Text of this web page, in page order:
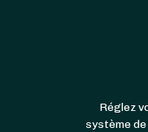
Réglez
système